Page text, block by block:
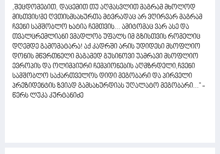
,შეცდომებით, დაცემით თუ აღმასვლით მაგრამ მხოლოდ
მისთვის!მე ღვთისმსახურთა მტვრადაც არ ვღირვარ მაგრამ
ჩვენი სამშობლო ხატია ჩემთვის... ამიტომაც ვარ ასე და
თვალცრემლიანი ვმადლობ უფალს იმ გზისთვის რომელიც
დღემდე გამომატარა! აქ კადრში არის უდიდესი მსოფლიო
დონის მწვრთნელი მაგამედ გუსინოვი უამრავი მსოფლიო
ევროპის და ოლიმპიური ჩემპიონების აღმზრდელი,ჩვენი
სამშობლო საქართველოს დიდი მეგობარი და პირველი
პრეზიდენტის ზვიად გამსახურდიას უღალატო მეგობარი..." -
წერს ლუკა კურტანიძე